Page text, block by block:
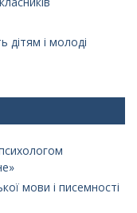
дітям і молоді
мови і писемності